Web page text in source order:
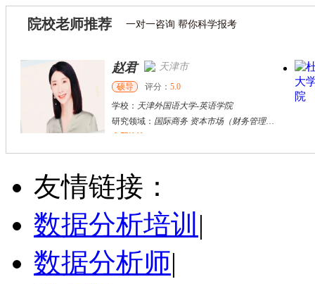
院校老师推荐 一对一咨询 帮你科学报考
赵君 天津市
硕导 评分： 5.0
学校： 天津外国语大学-英语学院
研究领域： 国际商务 资本市场（财务管理）区域经济
立即咨询
张千帆 哈尔滨市
博导
学校：哈尔滨工业大学
立即咨询
友情链接：
数据分析培训 |
数据分析师|